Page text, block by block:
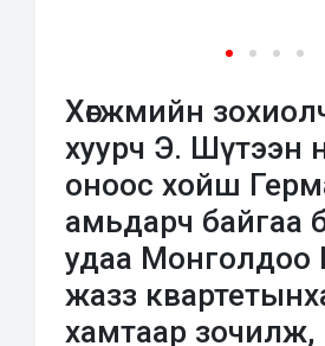
Хөгжмийн зохиолч,
хуурч Э. Шүтээн
оноос хойш
амьдарч байгаа
удаа Монголдоо
жазз
хамтаар